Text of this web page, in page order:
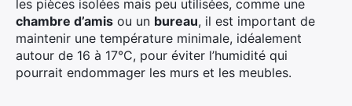
les pièces isolées mais peu utilisées, comme une
chambre d’amis ou un bureau, il est important de
maintenir une température minimale, idéalement
autour de 16 à 17°C, pour éviter l’humidité qui
pourrait endommager les murs et les meubles.